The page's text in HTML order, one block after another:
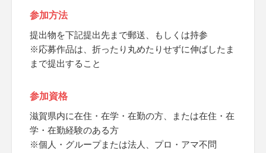
参加方法
提出物を下記提出先まで郵送、もしくは持参
※応募作品は、折ったり丸めたりせずに伸ばしたま
まで提出すること
参加資格
滋賀県内に在住・在学・在勤の方、または在住・在
学・在勤経験のある方
※個人・グループまたは法人、プロ・アマ不問